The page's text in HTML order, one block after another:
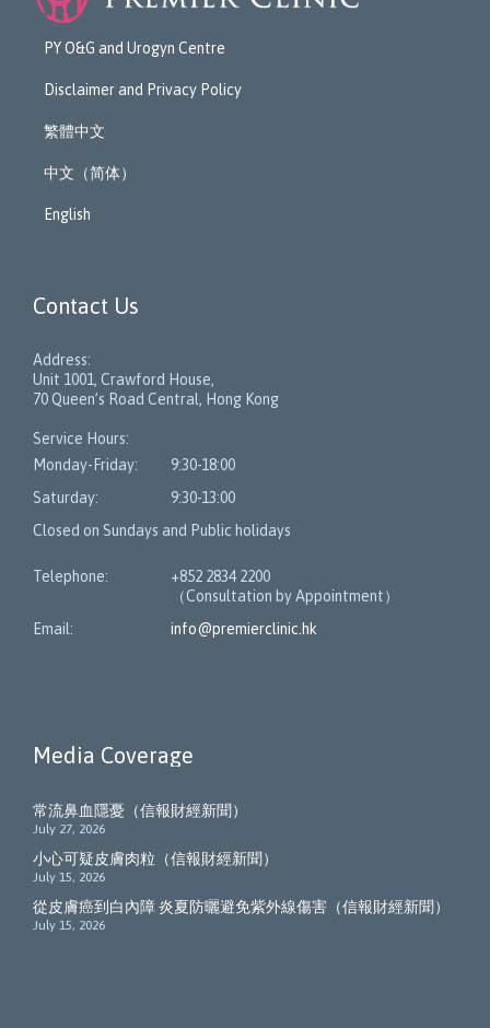
PY O&G and Urogyn Centre
Disclaimer and Privacy Policy
繁體中文
中文（简体）
English
Contact Us
Address:
Unit 1001, Crawford House,
70 Queen’s Road Central, Hong Kong
Service Hours:
Monday-Friday:
9:30-18:00
Saturday:
9:30-13:00
Closed on Sundays and Public holidays
Telephone:
+852 2834 2200
（Consultation by Appointment）
Email:
info@premierclinic.hk
Media Coverage
常流鼻血隱憂（信報財經新聞）
July 27, 2026
小心可疑皮膚肉粒（信報財經新聞）
July 15, 2026
從皮膚癌到白內障 炎夏防曬避免紫外線傷害（信報財經新聞）
July 15, 2026